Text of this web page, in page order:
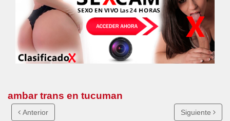
ambar trans en tucuman
Anterior Siguiente